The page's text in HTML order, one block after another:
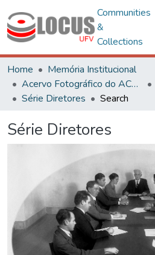
Communities
&
Collections
Home
Memória Institucional
Acervo Fotográfico do ACH-UFV
Série Diretores
Search
Série Diretores